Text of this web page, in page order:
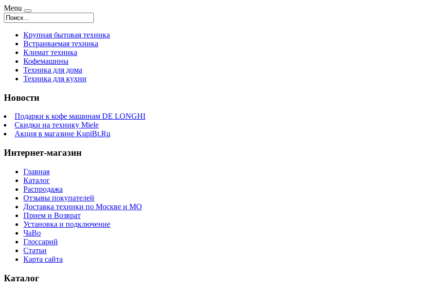
Menu
Крупная бытовая техника
Встраиваемая техника
Климат техника
Кофемашины
Техника для дома
Техника для кухни
Новости
Подарки к кофе машинам DE LONGHI
Скидки на технику Miele
Акция в магазине KupiBt.Ru
Интернет-магазин
Главная
Каталог
Распродажа
Отзывы покупателей
Доставка техники по Москве и МО
Прием и Возврат
Установка и подключение
ЧаВо
Глоссарий
Статьи
Карта сайта
Каталог